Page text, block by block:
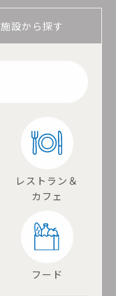
施設から探す
レストラン＆
カフェ
フード